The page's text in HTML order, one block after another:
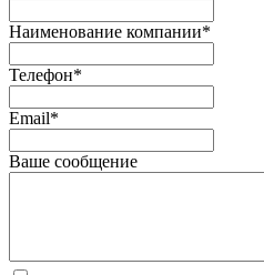
Наименование компании*
Телефон*
Email*
Ваше сообщение